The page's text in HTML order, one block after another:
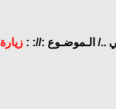
../ الـموضـوع ://: :زيارة